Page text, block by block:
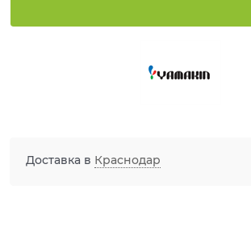
Доставка в Краснодар